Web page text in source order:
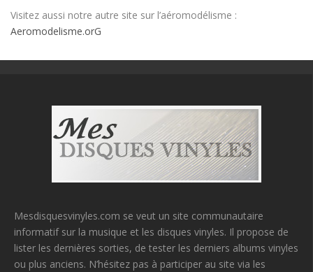
Visitez aussi notre autre site sur l’aéromodélisme :
Aeromodelisme.orG
Mesdisquesvinyles.com se veut un site communautaire
informatif sur la musique et les disques vinyles. Il propose de
lister les dernières sorties, de tester les derniers albums vinyles
ou plus anciens. N’hésitez pas à participer au site via les